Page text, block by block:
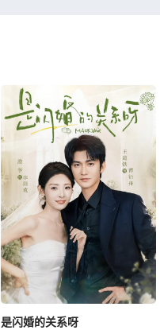
是闪婚的关系呀